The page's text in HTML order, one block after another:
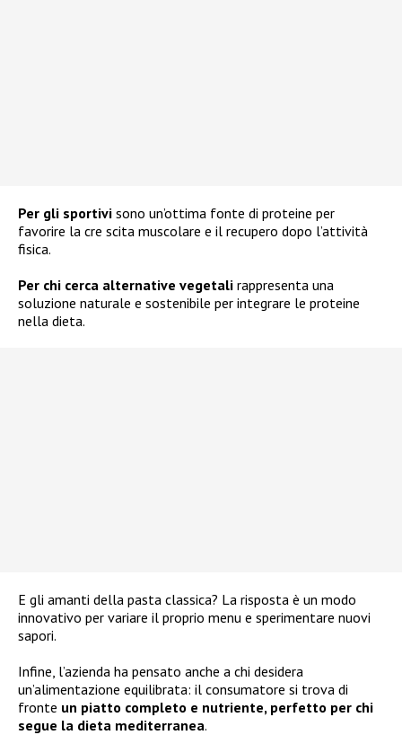
Per gli sportivi sono un’ottima fonte di proteine per
favorire la cre scita muscolare e il recupero dopo l’attività
fisica.
Per chi cerca alternative vegetali rappresenta una
soluzione naturale e sostenibile per integrare le proteine
nella dieta.
E gli amanti della pasta classica? La risposta è un modo
innovativo per variare il proprio menu e sperimentare nuovi
sapori.
Infine, l’azienda ha pensato anche a chi desidera
un’alimentazione equilibrata: il consumatore si trova di
fronte un piatto completo e nutriente, perfetto per chi
segue la dieta mediterranea.